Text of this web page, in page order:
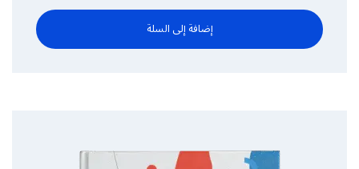
هو:
$32.99.
هو:
إضافة إلى السلة